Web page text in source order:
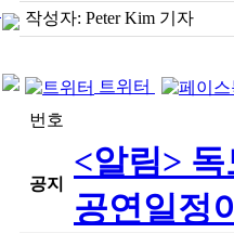
작성자: Peter Kim 기자
트위터
번호
공지
<알림>
공연일정